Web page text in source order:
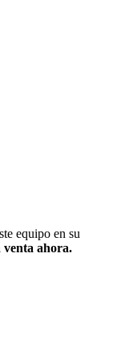
equipo en su
venta ahora.